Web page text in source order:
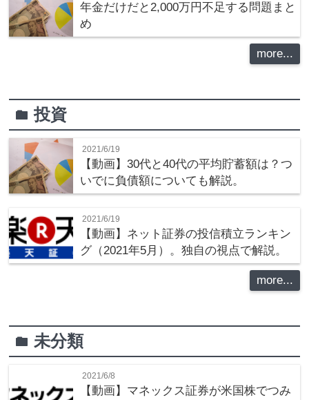
年金だけだと2,000万円不足する問題まと
め
more...
folder投資
2021/6/19
【動画】30代と40代の平均貯蓄額は？つ
いでに負債額についても解説。
2021/6/19
【動画】ネット証券の投信積立ランキン
グ（2021年5月）。独自の視点で解説。
more...
folder未分類
2021/6/8
【動画】マネックス証券が米国株でつみ